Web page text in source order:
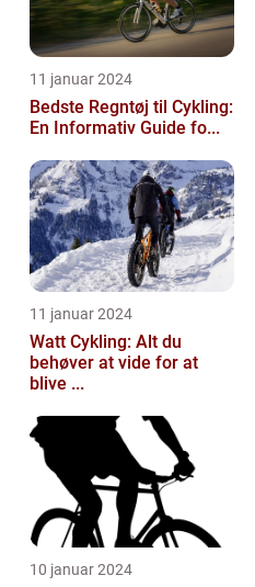
11 januar 2024
Bedste Regntøj til Cykling:
En Informativ Guide fo...
11 januar 2024
Watt Cykling: Alt du
behøver at vide for at
blive ...
10 januar 2024